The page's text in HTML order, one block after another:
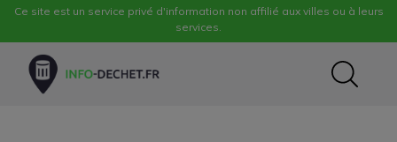
Ce site est un service privé d'information non affilié aux villes ou à leurs
services.